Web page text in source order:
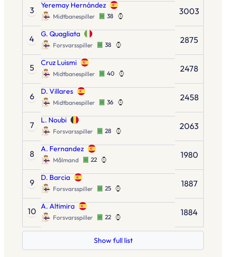
3 Yeremay Hernández
Midtbanespiller 38 3003
4 G. Quagliata
Forsvarsspiller 38 2875
5 Cruz Luismi
Midtbanespiller 40 2478
6 D. Villares
Midtbanespiller 36 2458
7 L. Noubi
Forsvarsspiller 28 2063
8 A. Fernandez
Målmand 22 1980
9 D. Barcia
Forsvarsspiller 25 1887
10 A. Altimira
Forsvarsspiller 22 1884
Show full list